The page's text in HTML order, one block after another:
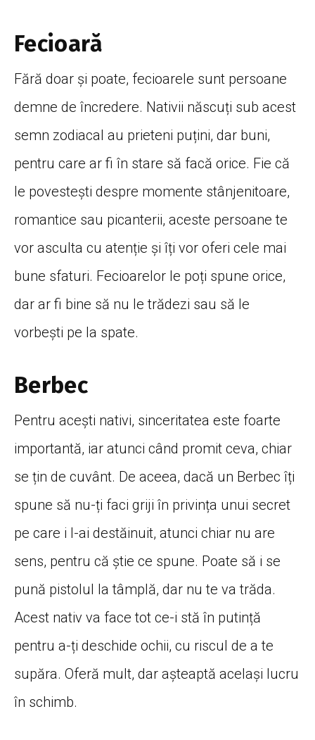
Fecioară
Fără doar și poate, fecioarele sunt persoane
demne de încredere. Nativii născuți sub acest
semn zodiacal au prieteni puțini, dar buni,
pentru care ar fi în stare să facă orice. Fie că
le povestești despre momente stânjenitoare,
romantice sau picanterii, aceste persoane te
vor asculta cu atenție și îți vor oferi cele mai
bune sfaturi. Fecioarelor le poți spune orice,
dar ar fi bine să nu le trădezi sau să le
vorbești pe la spate.
Berbec
Pentru acești nativi, sinceritatea este foarte
importantă, iar atunci când promit ceva, chiar
se țin de cuvânt. De aceea, dacă un Berbec îți
spune să nu-ți faci griji în privința unui secret
pe care i l-ai destăinuit, atunci chiar nu are
sens, pentru că știe ce spune. Poate să i se
pună pistolul la tâmplă, dar nu te va trăda.
Acest nativ va face tot ce-i stă în putință
pentru a-ți deschide ochii, cu riscul de a te
supăra. Oferă mult, dar așteaptă același lucru
în schimb.